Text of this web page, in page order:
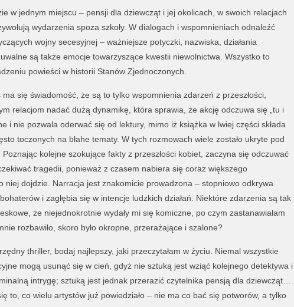
w jednym miejscu – pensji dla dziewcząt i jej okolicach, w swoich relacjach
wydarzenia spoza szkoły. W dialogach i wspomnieniach odnaleźć
wojny secesyjnej – ważniejsze potyczki, nazwiska, działania
są także emocje towarzyszące kwestii niewolnictwa. Wszystko to
powieści w historii Stanów Zjednoczonych.
ma się świadomość, że są to tylko wspomnienia zdarzeń z przeszłości,
relacjom nadać dużą dynamikę, która sprawia, że akcję odczuwa się „tu i
i nie pozwala oderwać się od lektury, mimo iż książka w lwiej części składa
toczonych na błahe tematy. W tych rozmowach wiele zostało ukryte pod
Poznając kolejne szokujące fakty z przeszłości kobiet, zaczyna się odczuwać
tragedii, ponieważ z czasem nabiera się coraz większego
niej dojdzie. Narracja jest znakomicie prowadzona – stopniowo odkrywa
i zagłębia się w intencje ludzkich działań. Niektóre zdarzenia są tak
że niejednokrotnie wydały mi się komiczne, po czym zastanawiałam
rozbawiło, skoro było okropne, przerażające i szalone?
thriller, bodaj najlepszy, jaki przeczytałam w życiu. Niemal wszystkie
mogą usunąć się w cień, gdyż nie sztuką jest wziąć kolejnego detektywa i
intrygę; sztuką jest jednak przerazić czytelnika pensją dla dziewcząt…
to, co wielu artystów już powiedziało – nie ma co bać się potworów, a tylko